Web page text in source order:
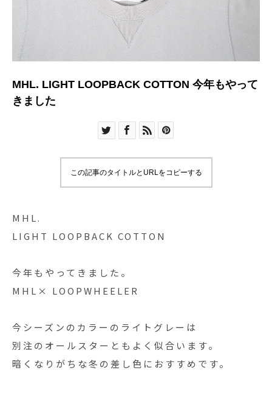
MHL. LIGHT LOOPBACK COTTON 今年もやって
きました
この記事のタイトルとURLをコピーする
MHL.
LIGHT LOOPBACK COTTON
今年もやってきました。
MHL× LOOPWHEELER
今シーズンのカラーのライトグレーは
別注のオールスターともよく似合います。
暗くなりがちな冬の差し色におすすめです。